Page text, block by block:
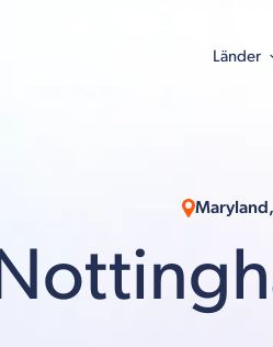
Länder